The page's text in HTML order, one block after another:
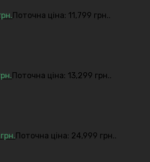
Поточна ціна: 11,799 грн..
Поточна ціна: 13,299 грн..
грн. Поточна ціна: 24,999 грн..